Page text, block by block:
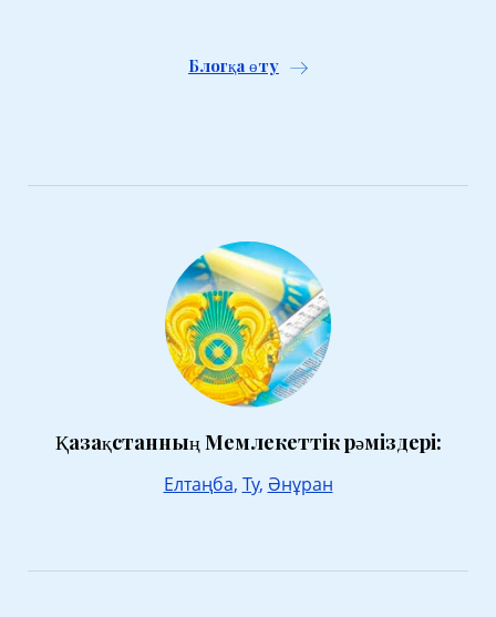
Блогқа өту
Қазақстанның Мемлекеттік рәміздері:
Елтаңба, Ту, Әнұран